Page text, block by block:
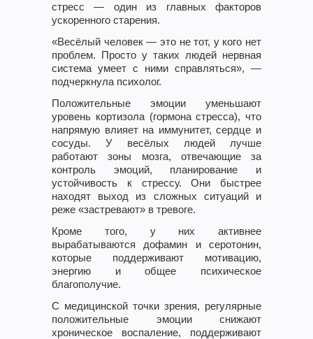
стресс — один из главных факторов
ускоренного старения.
«Весёлый человек — это не тот, у кого нет
проблем. Просто у таких людей нервная
система умеет с ними справляться», —
подчеркнула психолог.
Положительные эмоции уменьшают
уровень кортизола (гормона стресса), что
напрямую влияет на иммунитет, сердце и
сосуды. У весёлых людей лучше
работают зоны мозга, отвечающие за
контроль эмоций, планирование и
устойчивость к стрессу. Они быстрее
находят выход из сложных ситуаций и
реже «застревают» в тревоге.
Кроме того, у них активнее
вырабатываются дофамин и серотонин,
которые поддерживают мотивацию,
энергию и общее психическое
благополучие.
С медицинской точки зрения, регулярные
положительные эмоции снижают
хроническое воспаление, поддерживают